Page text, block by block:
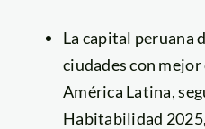
La capital peruana
ciudades con
América Latina,
Habitabilidad